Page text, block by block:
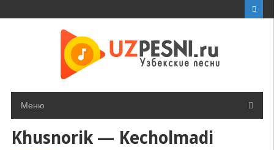
Меню
Khusnorik — Kecholmadi